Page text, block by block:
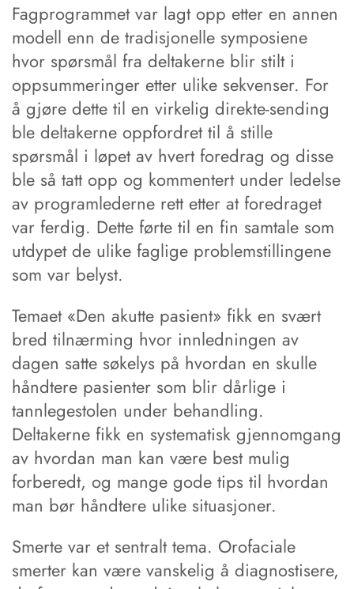
Fagprogrammet var lagt opp etter en annen
modell enn de tradisjonelle symposiene
hvor spørsmål fra deltakerne blir stilt i
oppsummeringer etter ulike sekvenser. For
å gjøre dette til en virkelig direkte-sending
ble deltakerne oppfordret til å stille
spørsmål i løpet av hvert foredrag og disse
ble så tatt opp og kommentert under ledelse
av programlederne rett etter at foredraget
var ferdig. Dette førte til en fin samtale som
utdypet de ulike faglige problemstillingene
som var belyst.
Temaet «Den akutte pasient» fikk en svært
bred tilnærming hvor innledningen av
dagen satte søkelys på hvordan en skulle
håndtere pasienter som blir dårlige i
tannlegestolen under behandling.
Deltakerne fikk en systematisk gjennomgang
av hvordan man kan være best mulig
forberedt, og mange gode tips til hvordan
man bør håndtere ulike situasjoner.
Smerte var et sentralt tema. Orofaciale
smerter kan være vanskelig å diagnostisere,